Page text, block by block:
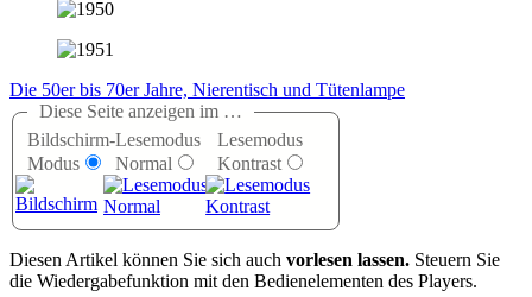
Die 50er bis 70er Jahre, Nierentisch und Tütenlampe
Diese Seite anzeigen im …
Bildschirm-
Modus
Lesemodus
Normal
Lesemodus
Kontrast
Diesen Artikel können Sie sich auch vorlesen lassen. Steuern Sie
die Wiedergabefunktion mit den Bedienelementen des Players.